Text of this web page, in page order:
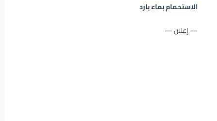
الاستحمام بماء بارد
— إعلان —